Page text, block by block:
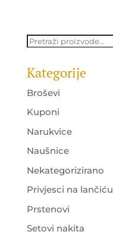
Pretraži:
Kategorije
Broševi
Kuponi
Narukvice
Naušnice
Nekategorizirano
Privjesci na lančiću
Prstenovi
Setovi nakita